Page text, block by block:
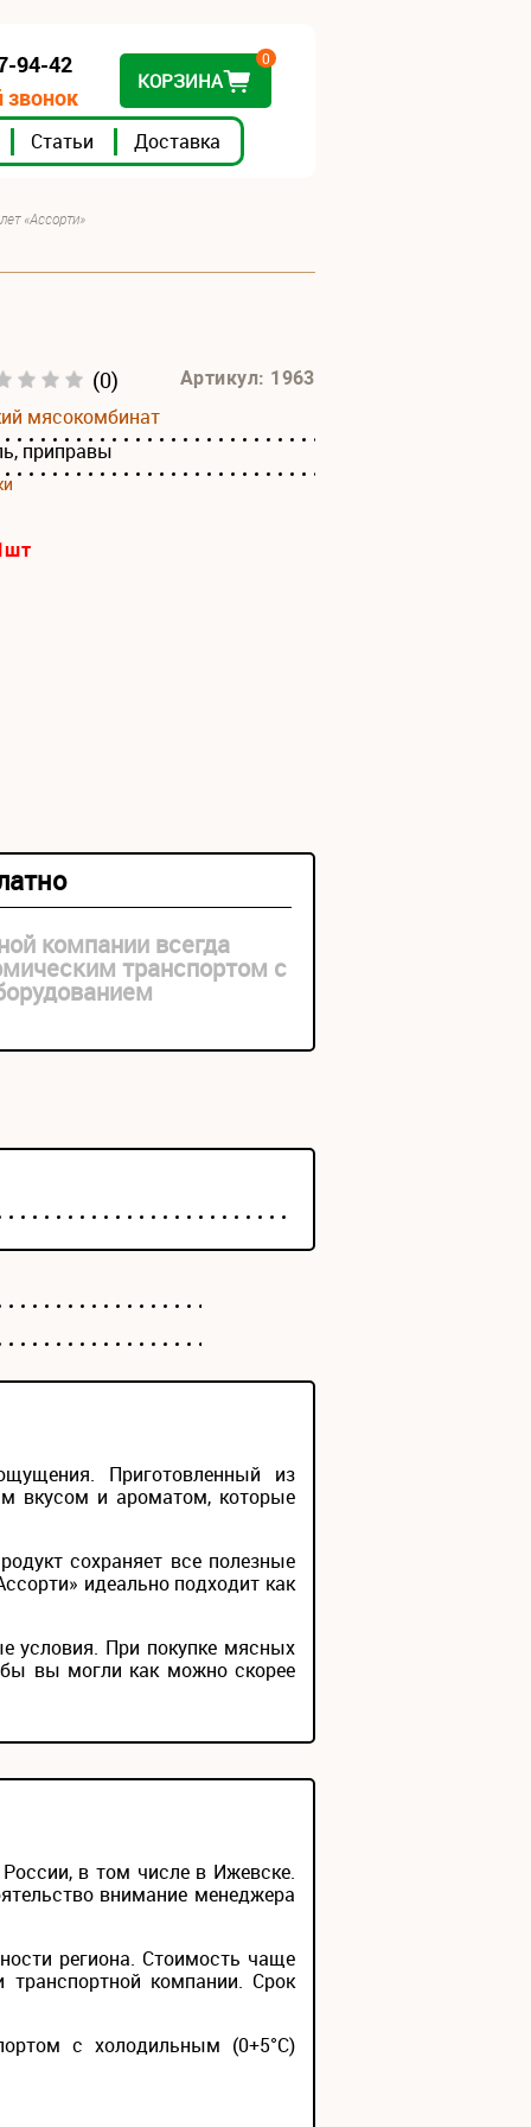
Статьи Доставка
94-42
КОРЗИНА
0
«Ассорти»
(0) Артикул: 1963
мясокомбинат
приправы
шт
компании всегда
транспортом с
Приготовленный из
вкусом и ароматом, которые
сохраняет все полезные
идеально подходит как
условия. При покупке мясных
вы могли как можно скорее
в том числе в Ижевске.
внимание менеджера
региона. Стоимость чаще
компании. Срок
с холодильным (0+5°С)